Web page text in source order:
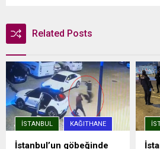
Related Posts
İSTANBUL KAĞITHANE
İstanbul’un göbeğinde